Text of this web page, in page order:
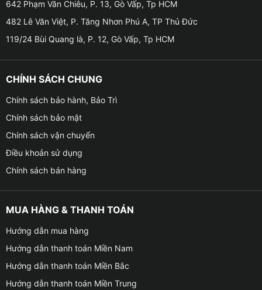
giúp tránh những va chạm không đáng có và giảm
nguy cơ hỏng hóc và tổn thất vật chất.
→ Tăng tính an toàn
lùi cho xe giúp tài xế có cái nhìn tổng quan hơn về
phạm vi xung quanh khi đỗ xe, giúp tránh những
trường hợp va chạm với người đi bộ hoặc các xe khác
đang di chuyển xung quanh.
642 Phạm Văn Chiêu, P. 13, Gò Vấp, Tp HCM
482 Lê Văn Việt, P. Tăng Nhơn Phú A, TP Thủ Đức
119/24 Bùi Quang là, P. 12, Gò Vấp, Tp HCM
CHÍNH SÁCH CHUNG
Chính sách bảo hành, Bảo Trì
Chính sách bảo mật
Chính sách vận chuyển
Điều khoản sử dụng
Chính sách bán hàng
MUA HÀNG & THANH TOÁN
Hướng dẫn mua hàng
Hướng dẫn thanh toán Miền Nam
Hướng dẫn thanh toán Miền Bắc
Hướng dẫn thanh toán Miền Trung